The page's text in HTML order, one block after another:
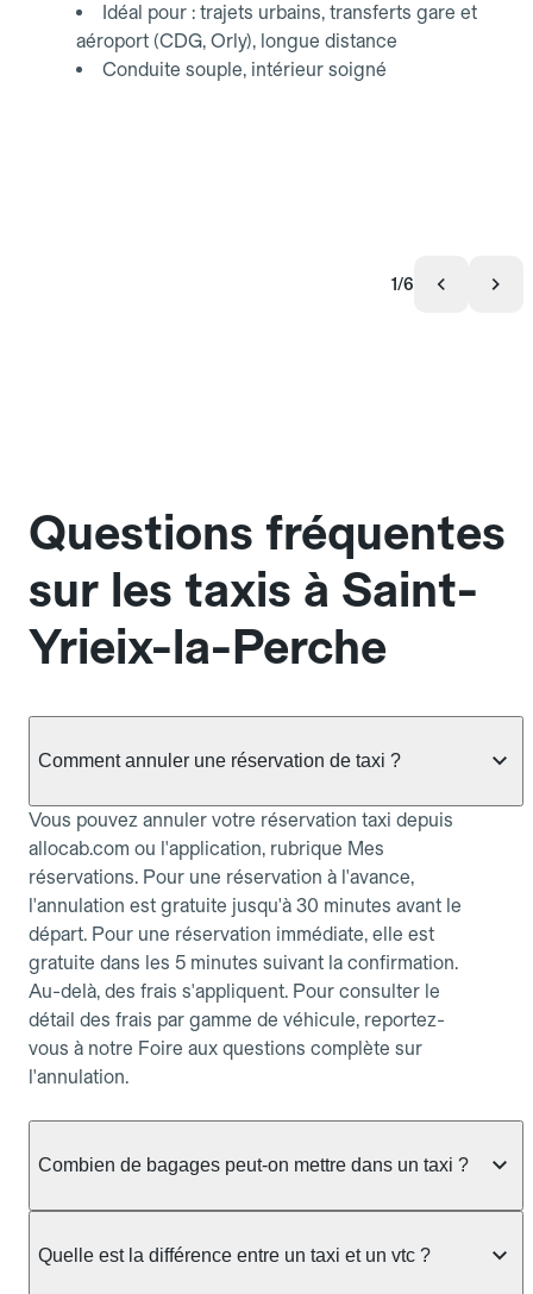
Idéal pour : trajets urbains, transferts gare et
aéroport (CDG, Orly), longue distance
Conduite souple, intérieur soigné
1/6
Questions fréquentes
sur les taxis à Saint-
Yrieix-la-Perche
Comment annuler une réservation de taxi ?
Vous pouvez annuler votre réservation taxi depuis
allocab.com ou l'application, rubrique Mes
réservations. Pour une réservation à l'avance,
l'annulation est gratuite jusqu'à 30 minutes avant le
départ. Pour une réservation immédiate, elle est
gratuite dans les 5 minutes suivant la confirmation.
Au-delà, des frais s'appliquent. Pour consulter le
détail des frais par gamme de véhicule, reportez-
vous à notre Foire aux questions complète sur
l'annulation.
Combien de bagages peut-on mettre dans un taxi ?
taxi berline accueille en général jusqu'à 3 bagages
Quelle est la différence entre un taxi et un vtc ?